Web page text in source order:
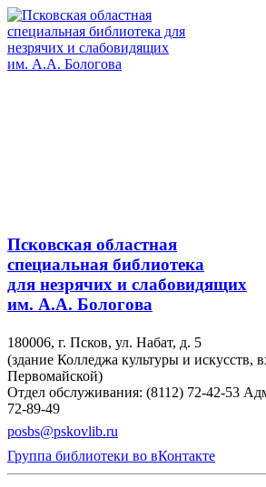
Псковская областная
специальная библиотека
для незрячих и слабовидящих
им. А.А. Бологова
180006, г. Псков, ул. Набат, д. 5
(здание Колледжа культуры и искусств,
Первомайской)
Отдел обслуживания: (8112) 72-42-53
72-89-49
posbs@pskovlib.ru
Группа библиотеки во вКонтакте